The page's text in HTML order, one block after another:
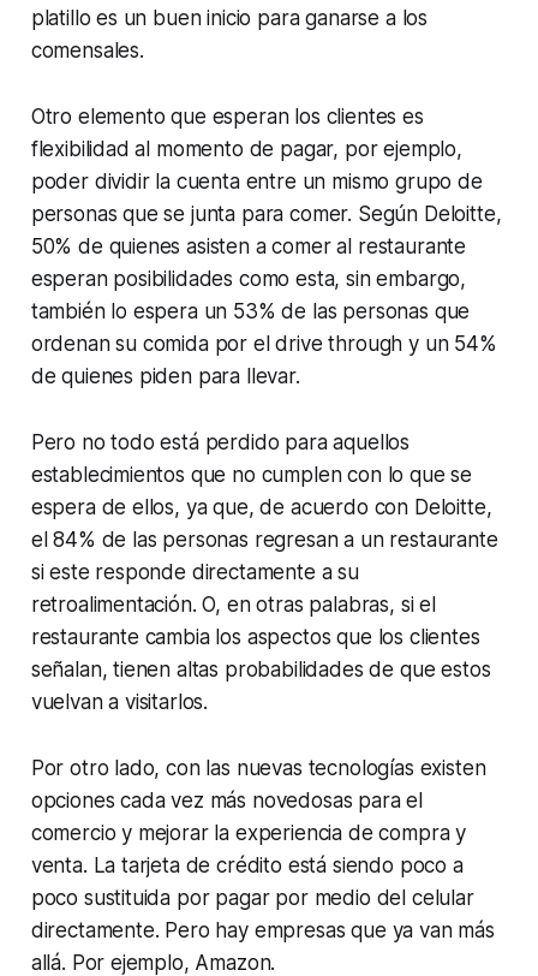
platillo es un buen inicio para ganarse a los
comensales.
Otro elemento que esperan los clientes es
flexibilidad al momento de pagar, por ejemplo,
poder dividir la cuenta entre un mismo grupo de
personas que se junta para comer. Según Deloitte,
50% de quienes asisten a comer al restaurante
esperan posibilidades como esta, sin embargo,
también lo espera un 53% de las personas que
ordenan su comida por el drive through y un 54%
de quienes piden para llevar.
Pero no todo está perdido para aquellos
establecimientos que no cumplen con lo que se
espera de ellos, ya que, de acuerdo con Deloitte,
el 84% de las personas regresan a un restaurante
si este responde directamente a su
retroalimentación. O, en otras palabras, si el
restaurante cambia los aspectos que los clientes
señalan, tienen altas probabilidades de que estos
vuelvan a visitarlos.
Por otro lado, con las nuevas tecnologías existen
opciones cada vez más novedosas para el
comercio y mejorar la experiencia de compra y
venta. La tarjeta de crédito está siendo poco a
poco sustituida por pagar por medio del celular
directamente. Pero hay empresas que ya van más
allá. Por ejemplo, Amazon.